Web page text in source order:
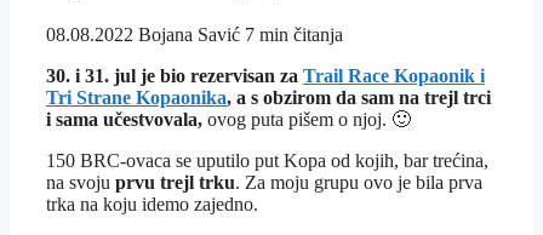
08.08.2022 Bojana Savić 7 min čitanja
30. i 31. jul je bio rezervisan za Trail Race Kopaonik i
Tri Strane Kopaonika, a s obzirom da sam na trejl trci
i sama učestvovala, ovog puta pišem o njoj. 🙂
150 BRC-ovaca se uputilo put Kopa od kojih, bar trećina,
na svoju prvu trejl trku. Za moju grupu ovo je bila prva
trka na koju idemo zajedno.